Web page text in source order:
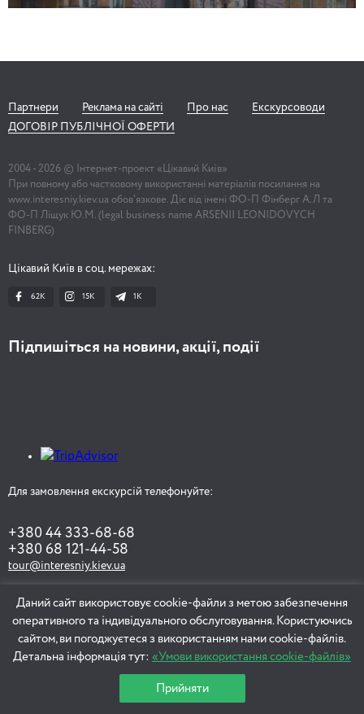
Даний сайт використовує cookie-файли з метою забезпечення
оперативного та індивідуального обслуговування. Користуючись
сайтом, ви погоджуєтеся з використанням нами cookie-файлів.
Детальна інформація тут: «Умови використання cookie-файлів»
Прийняти
Партнери Реклама на сайті Про нас
Екскурсоводи
ДОГОВІР ПУБЛІЧНОЇ ОФЕРТИ
2004 - 2026 © Інтернет-проект «Цікавий Київ»
При повному або частковому використанні матеріалів посилання на
www.interesniy.kiev.ua обов'язкове. Діє від імені ФО-П Фінберг А.Л та
ФО-П Ліщук Ю.М. (legal business name ARSENII LEONIDOVYCH
FINBERG)
Цікавий Київ в соц. мережах:
62K 15K 1К
Підпишіться на новини, акції, події
Для замовлення екскурсій телефонуйте:
+380 44 333-68-68
+380 68 121-44-58
tour@interesniy.kiev.ua
ЗАМОВИТИ ЕКСКУРСІЮ